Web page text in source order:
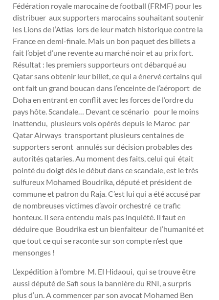
Fédération royale marocaine de football (FRMF) pour les
distribuer aux supporters marocains souhaitant soutenir
les Lions de l’Atlas lors de leur match historique contre la
France en demi-finale. Mais un bon paquet des billets a
fait l’objet d’une revente au marché noir et au prix fort.
Résultat : les premiers supporteurs ont débarqué au
Qatar sans obtenir leur billet, ce qui a énervé certains qui
ont fait un grand boucan dans l’enceinte de l’aéroport de
Doha en entrant en conflit avec les forces de l’ordre du
pays hôte. Scandale… Devant ce scénario pour le moins
inattendu, plusieurs vols opérés depuis le Maroc par
Qatar Airways transportant plusieurs centaines de
supporters seront annulés sur décision probables des
autorités qataries. Au moment des faits, celui qui était
pointé du doigt dès le début dans ce scandale, est le très
sulfureux Mohamed Boudrika, député et président de
commune et patron du Raja. C’est lui qui a été accusé par
de nombreuses victimes d’avoir orchestré ce trafic
honteux. Il sera entendu mais pas inquiété. Il faut en
déduire que Boudrika est un bienfaiteur de l’humanité et
que tout ce qui se raconte sur son compte n’est que
mensonges !
L’expédition à l’ombre M. El Hidaoui, qui se trouve être
aussi député de Safi sous la bannière du RNI, a surpris
plus d’un. A commencer par son avocat Mohamed Ben